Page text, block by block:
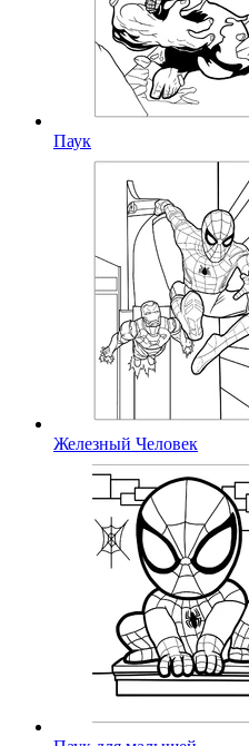
Паук
Железный Человек